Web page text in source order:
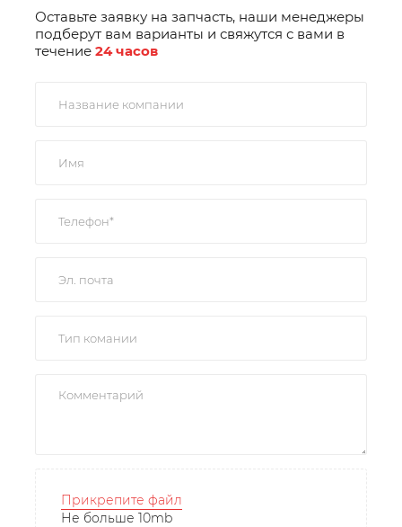
Оставьте заявку на запчасть, наши менеджеры
подберут вам варианты и свяжутся с вами в
течение 24 часов
Прикрепите файл
Не больше 10mb